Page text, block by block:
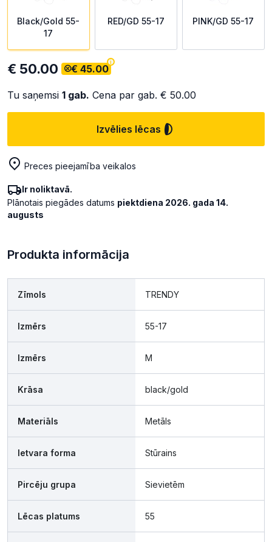
Black/Gold 55-
17
RED/GD 55-17 PINK/GD 55-17
€ 50.00 € 45.00
Tu saņemsi 1 gab. Cena par gab. € 50.00
Izvēlies lēcas
Preces pieejamība veikalos
Ir noliktavā.
Plānotais piegādes datums piektdiena 2026. gada 14.
augusts
Produkta informācija
Zīmols TRENDY
Izmērs 55-17
Izmērs M
Krāsa black/gold
Materiāls Metāls
Ietvara forma Stūrains
Pircēju grupa Sievietēm
Lēcas platums 55